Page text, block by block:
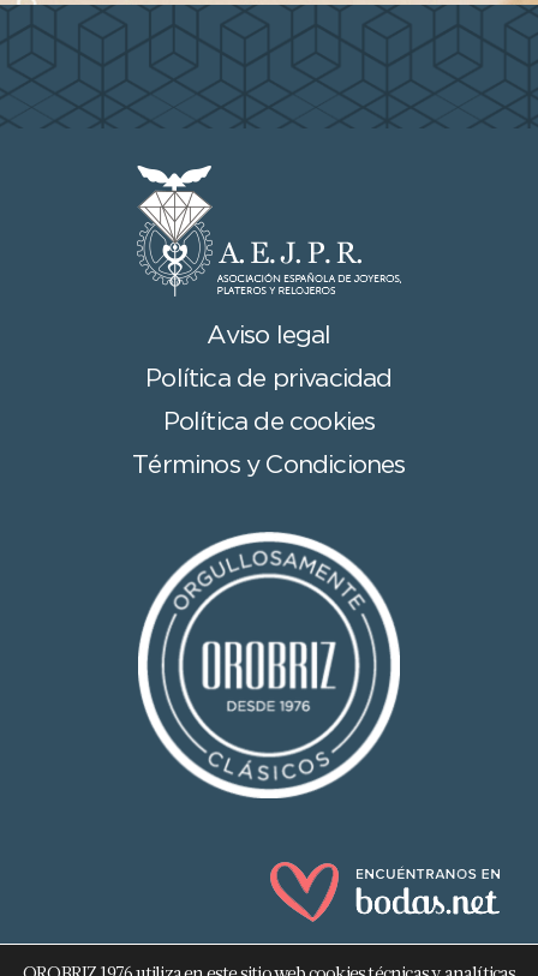
Aviso legal
Política de privacidad
Política de cookies
Términos y Condiciones